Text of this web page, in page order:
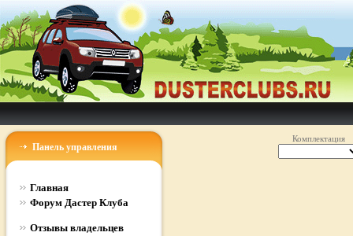
Панель управления
Главная
Форум Дастер Клуба
Отзывы владельцев
Комплектация